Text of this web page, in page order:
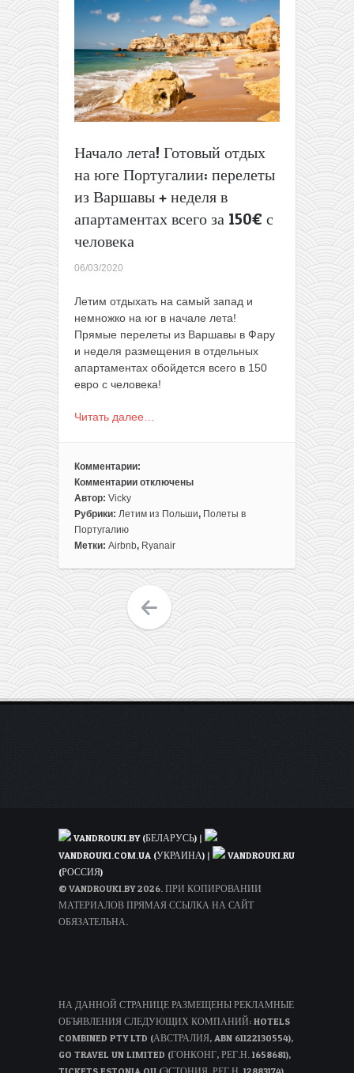
всего
в
две
стороны
Начало лета! Готовый отдых
на юге Португалии: перелеты
из Варшавы + неделя в
апартаментах всего за 150€ с
человека
06/03/2020
Летим отдыхать на самый запад и
немножко на юг в начале лета!
Прямые перелеты из Варшавы в Фару
и неделя размещения в отдельных
апартаментах обойдется всего в 150
евро с человека!
Читать далее…
Комментарии:
Комментарии
к
записи
Начало
лета!
отдых
на
юге
Португалии:
перелеты
неделя
отключены
Автор: Vicky
Рубрики: Летим из Польши, Полеты в
Португалию
Метки: Airbnb, Ryanair
VANDROUKI.BY (БЕЛАРУСЬ) |
VANDROUKI.COM.UA (УКРАИНА) |
VANDROUKI.RU
(РОССИЯ)
© VANDROUKI.BY 2026. ПРИ КОПИРОВАНИИ
МАТЕРИАЛОВ ПРЯМАЯ ССЫЛКА НА САЙТ
ОБЯЗАТЕЛЬНА.
НА ДАННОЙ СТРАНИЦЕ РАЗМЕЩЕНЫ РЕКЛАМНЫЕ
ОБЪЯВЛЕНИЯ СЛЕДУЮЩИХ КОМПАНИЙ: HOTELS
COMBINED PTY LTD (АВСТРАЛИЯ, ABN 61122130554),
GO TRAVEL UN LIMITED (ГОНКОНГ, РЕГ.Н. 1658681),